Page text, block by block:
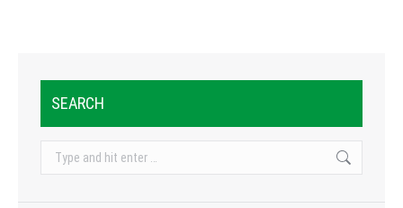
SEARCH
Search: